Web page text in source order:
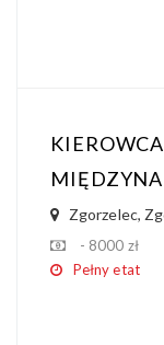
Zgorzelec,
- 8000 zł
Pełny etat